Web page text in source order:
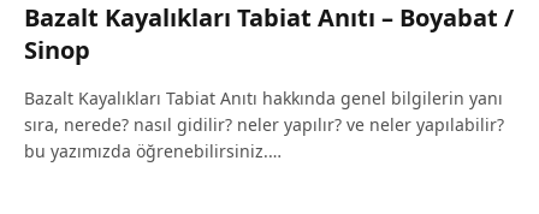
Bazalt Kayalıkları Tabiat Anıtı – Boyabat /
Sinop
Bazalt Kayalıkları Tabiat Anıtı hakkında genel bilgilerin yanı
sıra, nerede? nasıl gidilir? neler yapılır? ve neler yapılabilir?
bu yazımızda öğrenebilirsiniz.…